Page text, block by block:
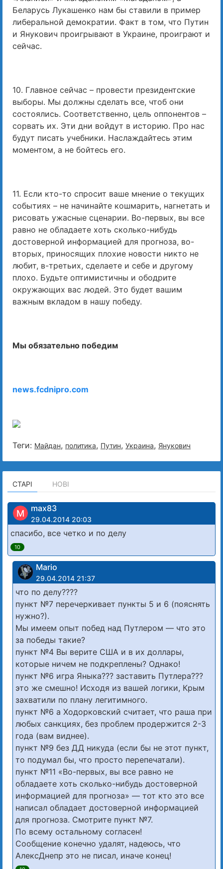
Беларусь Лукашенко нам бы ставили в пример
либеральной демократии. Факт в том, что Путин
и Янукович проигрывают в Украине, проиграют и
сейчас.
10. Главное сейчас – провести президентские
выборы. Мы должны сделать все, чтоб они
состоялись. Соответственно, цель оппонентов –
сорвать их. Эти дни войдут в историю. Про нас
будут писать учебники. Наслаждайтесь этим
моментом, а не бойтесь его.
11. Если кто-то спросит ваше мнение о текущих
событиях – не начинайте кошмарить, нагнетать и
рисовать ужасные сценарии. Во-первых, вы все
равно не обладаете хоть сколько-нибудь
достоверной информацией для прогноза, во-
вторых, приносящих плохие новости никто не
любит, в-третьих, сделаете и себе и другому
плохо. Будьте оптимистичны и ободрите
окружающих вас людей. Это будет вашим
важным вкладом в нашу победу.
Мы обязательно победим
news.fcdnipro.com
Теги: Майдан, политика, Путин, Украина, Янукович
СТАРІ НОВІ
M max83
29.04.2014 20:03
спасибо, все четко и по делу
10
Mario
29.04.2014 21:37
что по делу????
пункт №7 перечеркивает пункты 5 и 6 (пояснять
нужно?).
Мы имеем опыт побед над Путлером — что это
за победы такие?
пункт №4 Вы верите США и в их доллары,
которые ничем не подкреплены? Однако!
пункт №6 игра Яныка??? заставить Путлера???
это же смешно! Исходя из вашей логики, Крым
захватили по плану легитимного.
пункт №6 а Ходорковский считает, что раша при
любых санкциях, без проблем продержится 2-3
года (вам виднее).
пункт №9 без ДД никуда (если бы не этот пункт,
то подумал бы, что просто перепечатали).
пункт №11 «Во-первых, вы все равно не
обладаете хоть сколько-нибудь достоверной
информацией для прогноза» — тот кто это все
написал обладает достоверной информацией
для прогноза. Смотрите пункт №7.
По всему остальному согласен!
Сообщение конечно удалят, надеюсь, что
АлексДнепр это не писал, иначе конец!